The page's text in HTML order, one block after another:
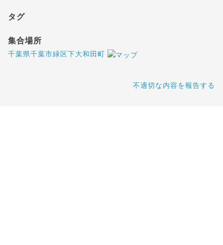
タグ
集合場所
千葉県千葉市緑区下大和田町
不適切な内容を報告する